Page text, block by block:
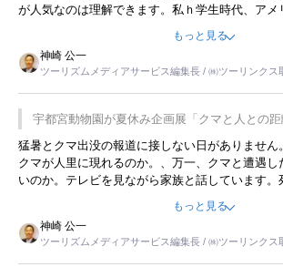
が人気なのは理解できます。私ｈ学生時代、アメ
をした時は、移動はグレイハウンドバスでした。
用してホテル代を浮かせていました。ただし、若
す。若い人が夜行バスで京都に行った、青森に行
が残らないのかなと思ってしまいます。
もっと見る
神崎 公一
ツーリズムメディアサービス編集長 / ㈱ツーリンクス
宇都宮動物園が夏休み企画展「クマと人との
開催
猛暑とクマ出没の報道に接しない日がありません
クマが人里に現れるのか。、万一、クマと遭遇
いのか。テレビを見ながら家族と話しています。
んてことは、冗談でもいえません。そんな中で、
もっと見る
神崎 公一
ツーリズムメディアサービス編集長 / ㈱ツーリンクス